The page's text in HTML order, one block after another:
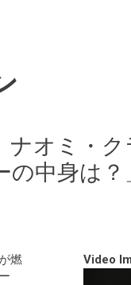
ナオミ・ク
の中身は
Video
燃